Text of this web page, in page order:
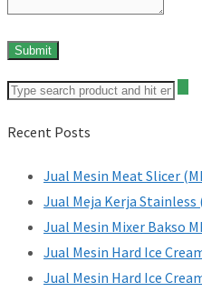
Recent Posts
Jual Mesin Meat Slicer
Jual Meja Kerja Stainless
Jual Mesin Mixer Bakso
Jual Mesin Hard Ice
Jual Mesin Hard Ice